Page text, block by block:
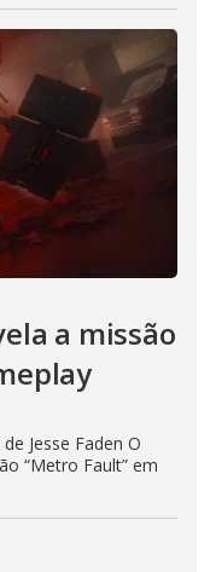
a missão
Jesse Faden O
“Metro Fault” em